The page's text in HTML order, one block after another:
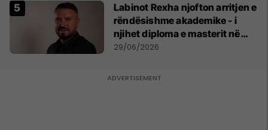
Labinot Rexha njofton arritjen e
rëndësishme akademike - i
njihet diploma e masterit në
Psikologji në Zvicër
29/06/2026